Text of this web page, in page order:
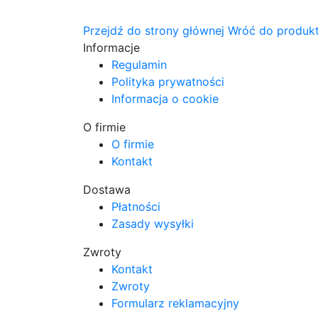
Przejdź do strony głównej Wróć do
Informacje
Regulamin
Polityka prywatności
Informacja o cookie
O firmie
O firmie
Kontakt
Dostawa
Płatności
Zasady wysyłki
Zwroty
Kontakt
Zwroty
Formularz reklamacyjny